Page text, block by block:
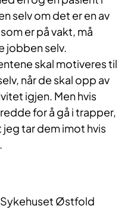
selv om det er en av
er på vakt, må
jobben selv.
skal motiveres til
når de skal opp av
igjen. Men hvis
for å gå i trapper,
tar dem imot hvis
Østfold